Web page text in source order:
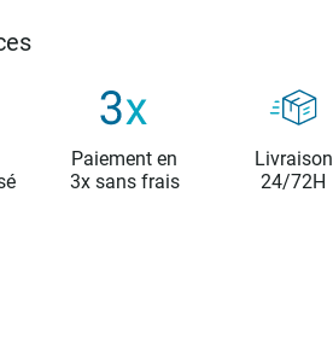
Paiement en
3x sans frais
Livraison
24/72H